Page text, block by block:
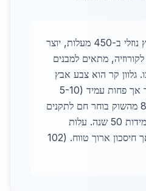
גלוון חם משתמש באבץ נוזלי ב-450 מעלות, יוצר
מתאים למבנים
גלוון קר הוא צבע אבץ
על בסיס שרף, זול יותר אך פחות עמיד (5-10
שנים). ב-2026, 80% מהשוק בוחר חם לתקנים
מחמירים. יתרון חם: עמידות 50 שנה. עלות
ראשונית גבוהה יותר אך חיסכון ארוך טווח. (102